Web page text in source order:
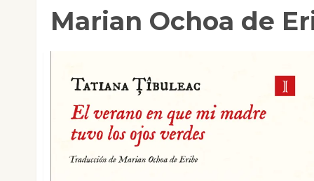
Marian Ochoa de